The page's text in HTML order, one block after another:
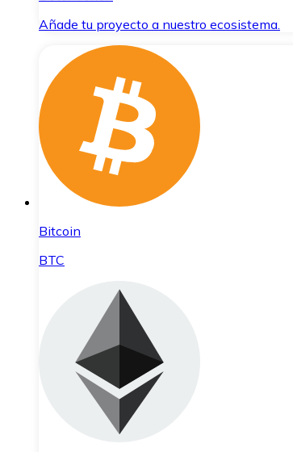
Añade tu proyecto a nuestro ecosistema.
Bitcoin
BTC